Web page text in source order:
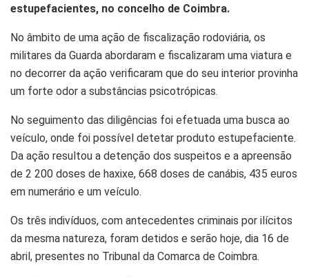
estupefacientes, no concelho de Coimbra.
No âmbito de uma ação de fiscalização rodoviária, os
militares da Guarda abordaram e fiscalizaram uma viatura e
no decorrer da ação verificaram que do seu interior provinha
um forte odor a substâncias psicotrópicas.
No seguimento das diligências foi efetuada uma busca ao
veículo, onde foi possível detetar produto estupefaciente.
Da ação resultou a detenção dos suspeitos e a apreensão
de 2 200 doses de haxixe, 668 doses de canábis, 435 euros
em numerário e um veículo.
Os três indivíduos, com antecedentes criminais por ilícitos
da mesma natureza, foram detidos e serão hoje, dia 16 de
abril, presentes no Tribunal da Comarca de Coimbra.